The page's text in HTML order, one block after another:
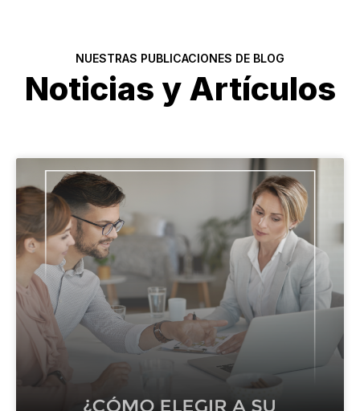
NUESTRAS PUBLICACIONES DE BLOG
Noticias y Artículos